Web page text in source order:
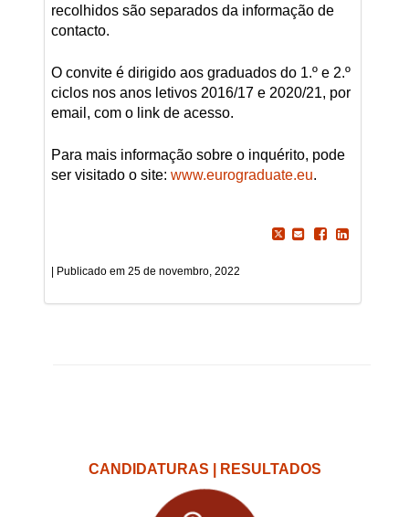
recolhidos são separados da informação de
contacto.
O convite é dirigido aos graduados do 1.º e 2.º
ciclos nos anos letivos 2016/17 e 2020/21, por
email, com o link de acesso.
Para mais informação sobre o inquérito, pode
ser visitado o site: www.eurograduate.eu.
25 de novembro, 2022
CANDIDATURAS | RESULTADOS